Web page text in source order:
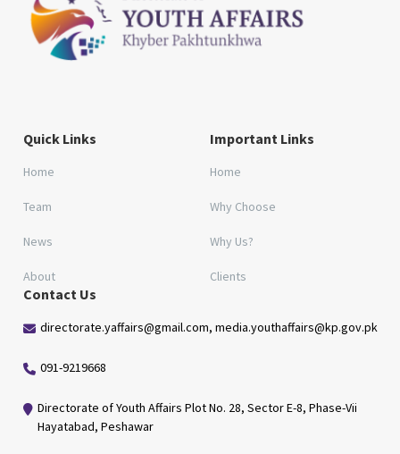
Quick Links
Home
Team
News
About
Important Links
Home
Why Choose
Why Us?
Clients
Contact Us
directorate.yaffairs@gmail.com, media.youthaffairs@kp.gov.pk
091-9219668
Directorate of Youth Affairs Plot No. 28, Sector E-8, Phase-Vii
Hayatabad, Peshawar